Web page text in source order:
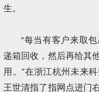
生。
“每当有客户来取
递箱回收，然后再给其
用。”在浙江杭州未来
王世清指了指网点进门